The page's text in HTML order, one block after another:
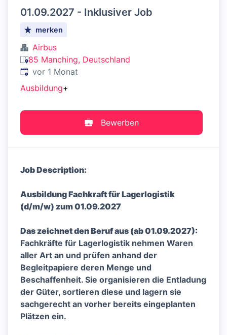
01.09.2027 - Inklusiver Job
merken
Airbus
85 Manching, Deutschland
Veröffentlicht:
vor 1 Monat
Ausbildung+
Bewerben
Job Description:
Ausbildung Fachkraft für Lagerlogistik
(d/m/w) zum 01.09.2027
Das zeichnet den Beruf aus (ab 01.09.2027):
Fachkräfte für Lagerlogistik nehmen Waren
aller Art an und prüfen anhand der
Begleitpapiere deren Menge und
Beschaffenheit. Sie organisieren die Entladung
der Güter, sortieren diese und lagern sie
sachgerecht an vorher bereits eingeplanten
Plätzen ein.